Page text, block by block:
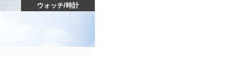
ウォッチ/時計